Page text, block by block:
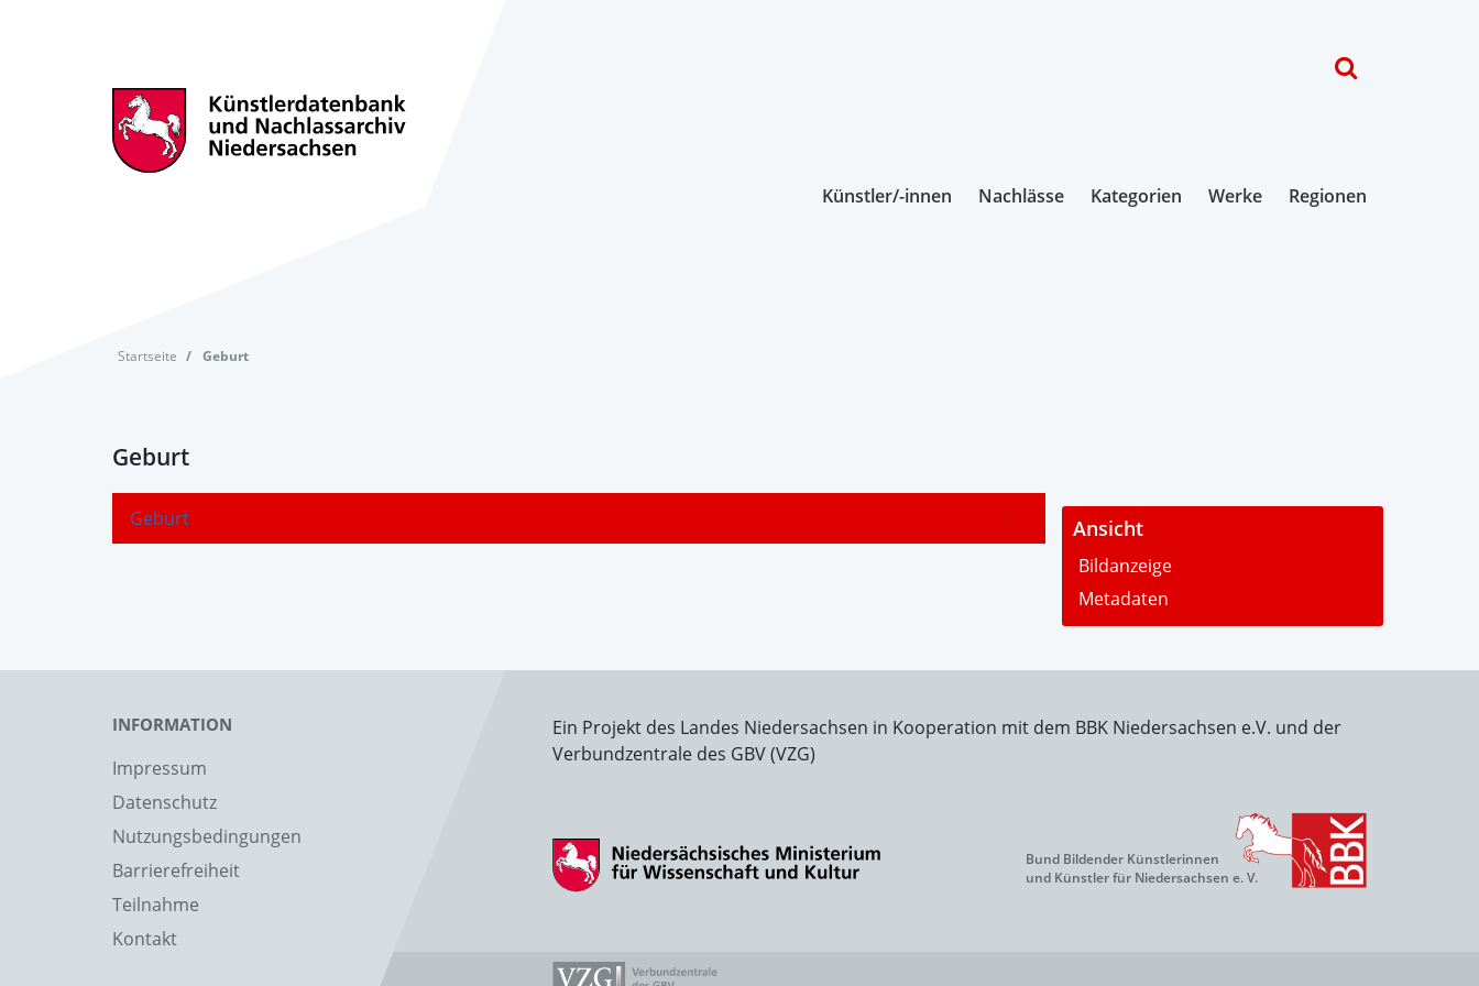
Künstler/-innen Nachlässe Kategorien Werke Regionen
Startseite Geburt
Geburt
Geburt - Ansicht
Bildanzeige
Metadaten
INFORMATION
Impressum
Datenschutz
Nutzungsbedingungen
Barrierefreiheit
Teilnahme
Kontakt
Ein Projekt des Landes Niedersachsen in Kooperation mit dem BBK Niedersachsen e.V. und der
Verbundzentrale des GBV (VZG)
Bund Bildender Künstlerinnen
und Künstler für Niedersachsen e. V.